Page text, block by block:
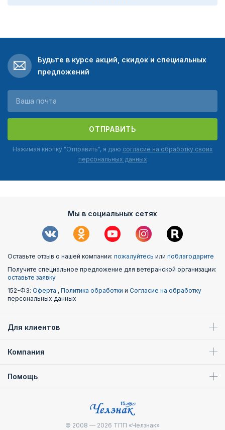
Будьте в курсе акций, скидок и специальных
предложений
ОТПРАВИТЬ
Нажимая кнопку "Отправить", я даю согласие на обработку своих
персональных данных
Мы в социальных сетях
Оставьте отзыв о нашей компании: пожалуйтесь или поблагодарите
Получите специальное предложение для ветеранской организации:
оставьте заявку
152-ФЗ: Оферта , Политика обработки и Согласие на обработку
персональных данных
Для клиентов
Компания
Помощь
© 2008 — 2026 ТПП «Челзнак»